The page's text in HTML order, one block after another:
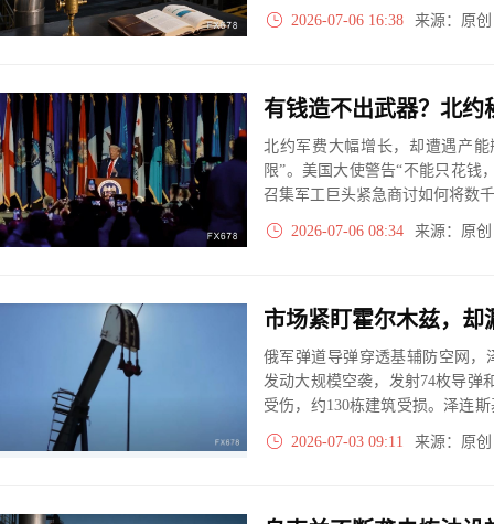
2026-07-06 16:38 来源：原
有钱造不出武器？北约
北约军费大幅增长，却遭遇产
限”。美国大使警告“不能只花钱
召集军工巨头紧急商讨如何将数
2026-07-06 08:34 来源：原
市场紧盯霍尔木兹，却
俄军弹道导弹穿透基辅防空网，
发动大规模空袭，发射74枚导弹
受伤，约130栋建筑受损。泽连
统。
2026-07-03 09:11 来源：原